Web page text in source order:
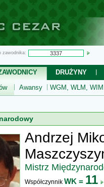
zawodnika:
DRUŻYNY
Awansy WGM, WLM, WIM
Andrzej
Mistrz
Współczynnik WK = 11